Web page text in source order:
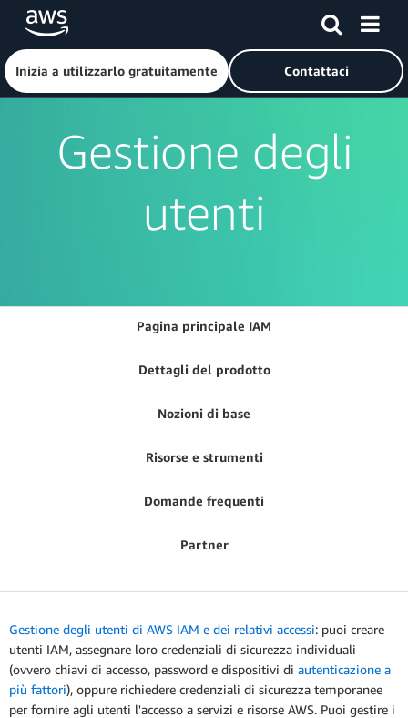
Passa al contenuto principale
Fai clic qui per tornare alla home page di Amazon Web
Inizia a utilizzarlo gratuitamente Contattaci
Gestione degli
utenti
Pagina principale IAM
Dettagli del prodotto
Nozioni di base
Risorse e strumenti
Domande frequenti
Partner
Gestione degli utenti di AWS IAM e dei relativi accessi: puoi creare
utenti IAM, assegnare loro credenziali di sicurezza individuali
(ovvero chiavi di accesso, password e dispositivi di autenticazione a
più fattori), oppure richiedere credenziali di sicurezza temporanee
per fornire agli utenti l'accesso a servizi e risorse AWS. Puoi gestire i